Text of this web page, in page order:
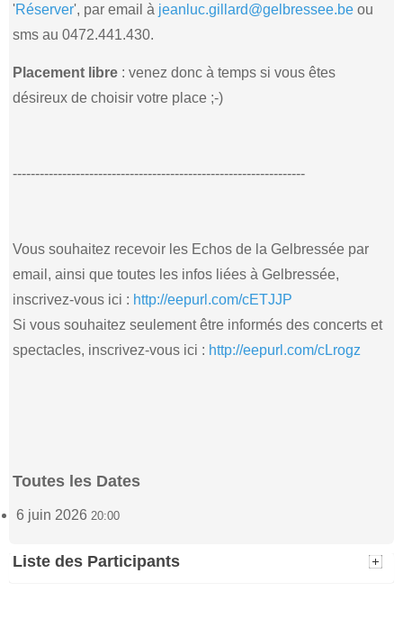
'Réserver', par email à jeanluc.gillard@gelbressee.be ou
sms au 0472.441.430.
Placement libre : venez donc à temps si vous êtes
désireux de choisir votre place ;-)
-----------------------------------------------------------------
Vous souhaitez recevoir les Echos de la Gelbressée par
email, ainsi que toutes les infos liées à Gelbressée,
inscrivez-vous ici : http://eepurl.com/cETJJP
Si vous souhaitez seulement être informés des concerts et
spectacles, inscrivez-vous ici : http://eepurl.com/cLrogz
Toutes les Dates
6 juin 2026 20:00
Liste des Participants